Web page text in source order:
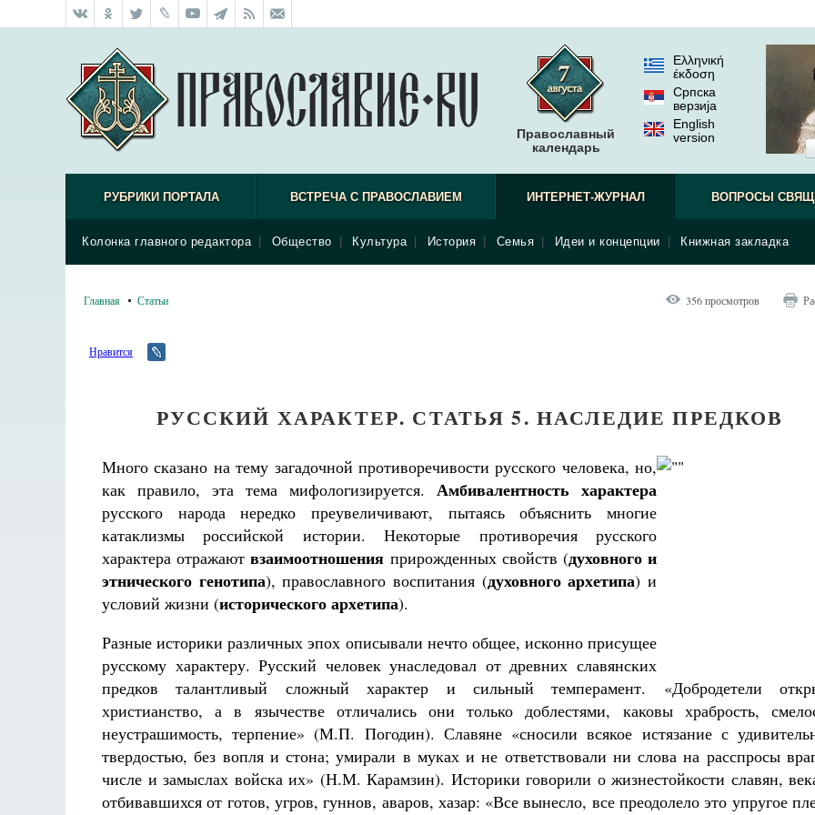
Православный
календарь
Ελληνική
έκδοση
Српска
верзиjа
English
version
РУБРИКИ ПОРТАЛА ВСТРЕЧА С ПРАВОСЛАВИЕМ ИНТЕРНЕТ-ЖУРНАЛ
Колонка главного редактора Общество Культура История Семья Идеи и концепции Книжная закладка
ВОПРОСЫ
Главная Статьи 356 просмотров
Нравится
РУССКИЙ ХАРАКТЕР. СТАТЬЯ 5. НАСЛЕДИЕ ПРЕДКОВ
Много сказано на тему загадочной противоречивости русского человека, но,
как правило, эта тема мифологизируется. Амбивалентность характера
русского народа нередко преувеличивают, пытаясь объяснить многие
катаклизмы российской истории. Некоторые противоречия русского
характера отражаютвзаимоотношения прирожденных свойств (духовного и
этнического генотипа), православного воспитания (духовного архетипа) и
условий жизни (исторического архетипа).
Разные историки различных эпох описывали нечто общее, исконно присущее
русскому характеру. Русский человек унаследовал от древних славянских
предков талантливый сложный характер и сильный темперамент. «Добродетели
христианство, а в язычестве отличались они только доблестями, каковы храбрость,
неустрашимость, терпение» (М.П. Погодин). Славяне «сносили всякое истязание с
твердостью, без вопля и стона; умирали в муках и не ответствовали ни слова на расспросы
числе и замыслах войска их» (Н.М. Карамзин). Историки говорили о жизнестойкости славян,
отбивавшихся от готов, угров, гуннов, аваров, хазар: «Все вынесло, все преодолело это упругое
Как найти своё место в жизни
Кирилл Мурышев
Великомученик Георгий Победоносец.
святого